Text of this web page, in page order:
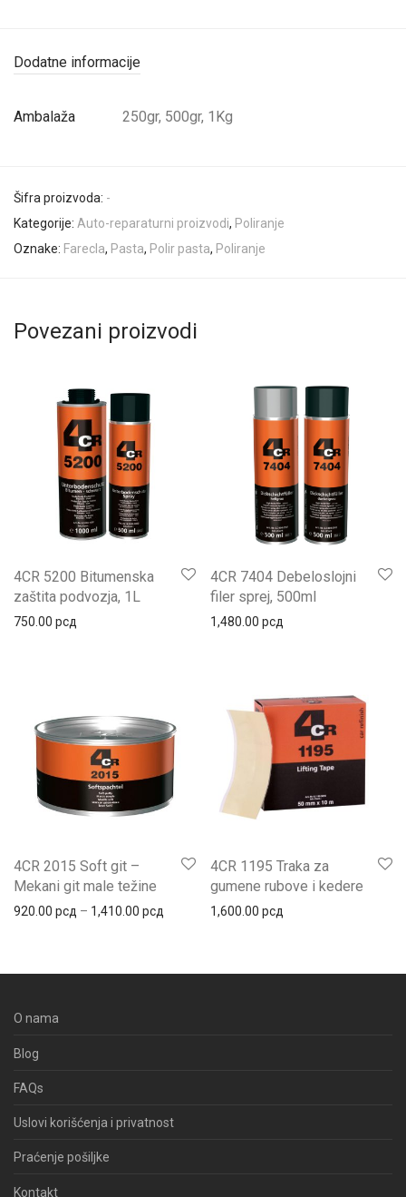
Dodatne informacije
Ambalaža 250gr, 500gr, 1Kg
Šifra proizvoda: -
Kategorije: Auto-reparaturni proizvodi, Poliranje
Oznake: Farecla, Pasta, Polir pasta, Poliranje
Povezani proizvodi
4CR 5200 Bitumenska
zaštita podvozja, 1L
750.00 рсд
4CR 7404 Debeloslojni
filer sprej, 500ml
1,480.00 рсд
4CR 2015 Soft git –
Mekani git male težine
920.00 рсд – 1,410.00 рсд Распон цена: од 920.00 рсд до 1,410.00
4CR 1195 Traka za
gumene rubove i kedere
1,600.00 рсд
O nama
Blog
FAQs
Uslovi korišćenja i privatnost
Praćenje pošiljke
Kontakt